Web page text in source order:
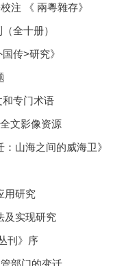
注 《 兩粵雜存》
全十册）
传>研究》
专门术语
文影像资源
山海之间的威海卫》
用研究
及实现研究
刊》序
部门的变迁